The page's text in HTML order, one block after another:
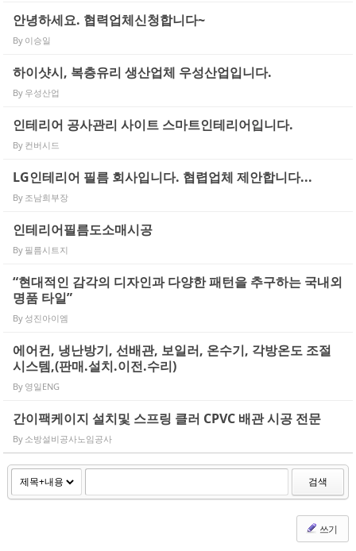
안녕하세요. 협력업체신청합니다~
By 이승일
하이샷시, 복층유리 생산업체 우성산업입니다.
By 우성산업
인테리어 공사관리 사이트 스마트인테리어입니다.
By 컨버시드
LG인테리어 필름 회사입니다. 협렵업체 제안합니다...
By 조남희부장
인테리어필름도소매시공
By 필름시트지
“현대적인 감각의 디자인과 다양한 패턴을 추구하는 국내외
명품 타일”
By 성진아이엠
에어컨, 냉난방기, 선배관, 보일러, 온수기, 각방온도 조절
시스템,(판매.설치.이전.수리)
By 영일ENG
간이팩케이지 설치및 스프링 클러 CPVC 배관 시공 전문
By 소방설비공사노임공사
검색
쓰기